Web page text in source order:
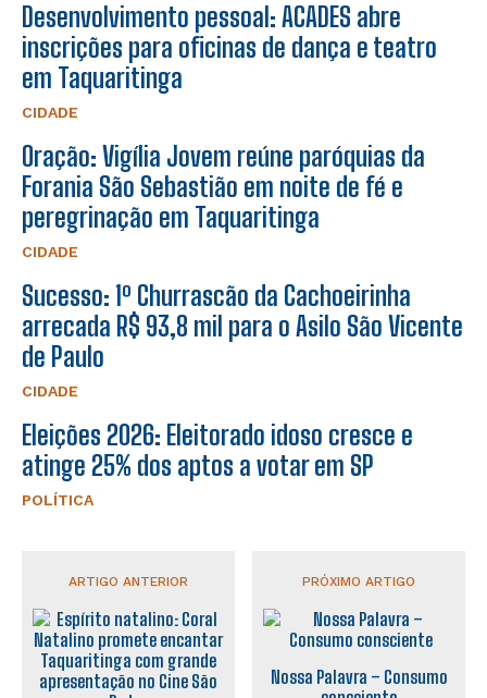
Desenvolvimento pessoal: ACADES abre
inscrições para oficinas de dança e teatro
em Taquaritinga
CIDADE
Oração: Vigília Jovem reúne paróquias da
Forania São Sebastião em noite de fé e
peregrinação em Taquaritinga
CIDADE
Sucesso: 1º Churrascão da Cachoeirinha
arrecada R$ 93,8 mil para o Asilo São Vicente
de Paulo
CIDADE
Eleições 2026: Eleitorado idoso cresce e
atinge 25% dos aptos a votar em SP
POLÍTICA
ARTIGO ANTERIOR PRÓXIMO ARTIGO
Nossa Palavra – Consumo